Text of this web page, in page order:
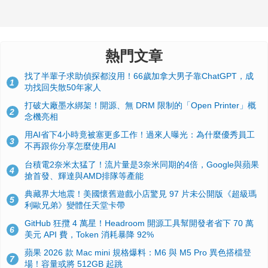
熱門文章
1
找了半輩子求助偵探都沒用！66歲加拿大男子靠ChatGPT，成
功找回失散50年家人
2
打破大廠墨水綁架！開源、無 DRM 限制的「Open Printer」概
念機亮相
3
用AI省下4小時竟被塞更多工作！過來人曝光：為什麼優秀員工
不再跟你分享怎麼使用AI
4
台積電2奈米太猛了！流片量是3奈米同期的4倍，Google與蘋果
搶首發、輝達與AMD排隊等產能
5
典藏界大地震！美國懷舊遊戲小店驚見 97 片未公開版《超級瑪
利歐兄弟》變體任天堂卡帶
6
GitHub 狂攬 4 萬星！Headroom 開源工具幫開發者省下 70 萬
美元 API 費，Token 消耗暴降 92%
7
蘋果 2026 款 Mac mini 規格爆料：M6 與 M5 Pro 異色搭檔登
場！容量或將 512GB 起跳